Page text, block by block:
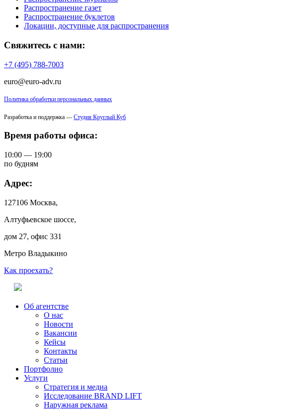
Распространение газет
Распространение буклетов
Локации, доступные для распространения
Свяжитесь с нами:
+7 (495) 788-7003
euro@euro-adv.ru
Политика обработки персональных данных
Разработка и поддержка — Студия Круглый Куб
Время работы офиса:
10:00 — 19:00
по будням
Адрес:
127106 Москва,
Алтуфьевское шоссе,
дом 27, офис 331
Метро Владыкино
Как проехать?
Об агентстве
О нас
Новости
Вакансии
Кейсы
Контакты
Статьи
Портфолио
Услуги
Стратегия и медиа
Исследование BRAND LIFT
Наружная реклама